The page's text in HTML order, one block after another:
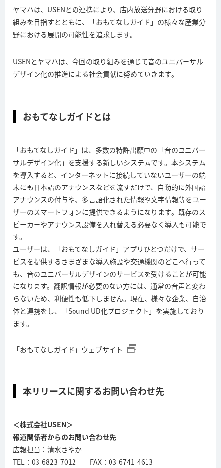
ヤマハは、USENとの連携により、店内放送分野における取り
組みを目指すとともに、「おもてなしガイド」の様々な産業分
野における展開の可能性を追求します。
USENとヤマハは、今回の取り組みを通じて音のユニバーサル
デザイン化の推進による社会貢献に努めていきます。
おもてなしガイドとは
「おもてなしガイド」は、多数の特許出願中の「音のユニバー
サルデザイン化」を支援する新しいシステムです。本システム
を導入すると、インターネットに接続していないユーザーの端
末にも日本語のアナウンスなどを流すだけで、自動的に外国語
アナウンスの付与や、多言語化された情報や文字情報等をユー
ザーのスマートフォンに提供できるようになります。既存のス
ピーカーやアナウンス設備を入れ替える必要なく導入も可能で
す。
ユーザーは、「おもてなしガイド」アプリひとつだけで、サー
ビスを提供するさまざまな導入施設や交通機関のどこへ行って
も、音のユニバーサルデザインのサービスを受けることが可能
になります。翻訳情報が必要のない方には、通常の音声と変わ
らないため、利便性も低下しません。現在、様々な企業、自治
体と連携をし、「Sound UD化プロジェクト」を実施しており
ます。
「おもてなしガイド」ウェブサイト
本リリースに関するお問い合わせ先
＜株式会社USEN＞
報道関係者からのお問い合わせ先
広報担当：清水さやか
TEL：03-6823-7012 FAX：03-6741-4613